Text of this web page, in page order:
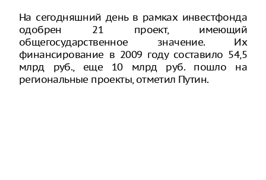
На сегодняшний день в рамках инвестфонда
одобрен 21 проект, имеющий
общегосударственное значение. Их
финансирование в 2009 году составило 54,5
млрд руб., еще 10 млрд руб. пошло на
региональные проекты, отметил Путин.